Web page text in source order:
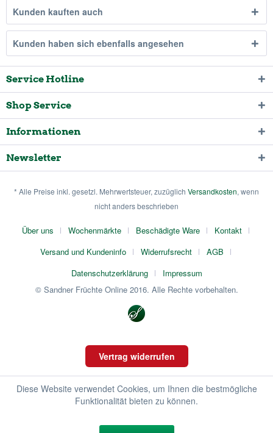
Kunden kauften auch
Kunden haben sich ebenfalls angesehen
Service Hotline
Shop Service
Informationen
Newsletter
* Alle Preise inkl. gesetzl. Mehrwertsteuer, zuzüglich Versandkosten, wenn
nicht anders beschrieben
Über uns Wochenmärkte Beschädigte Ware
Kontakt
Versand und Kundeninfo
Widerrufsrecht
AGB
Datenschutzerklärung
Impressum
© Sandner Früchte Online 2016. Alle Rechte vorbehalten.
Vertrag widerrufen
Diese Website verwendet Cookies, um Ihnen die bestmögliche
Funktionalität bieten zu können.